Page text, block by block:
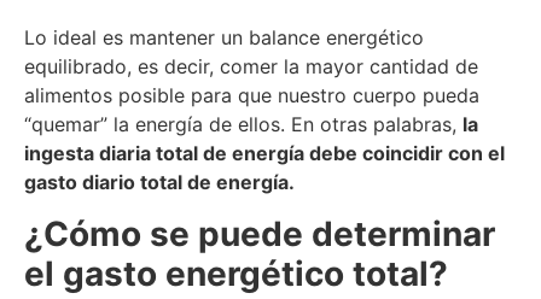
Lo ideal es mantener un balance energético
equilibrado, es decir, comer la mayor cantidad de
alimentos posible para que nuestro cuerpo pueda
“quemar” la energía de ellos. En otras palabras, la
ingesta diaria total de energía debe coincidir con el
gasto diario total de energía.
¿Cómo se puede determinar
el gasto energético total?